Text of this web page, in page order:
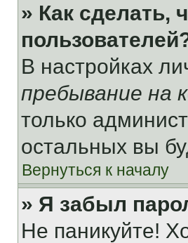
» Как сделать,
В настройках
пребывание на
только
остальных вы
Вернуться к началу
» Я забыл
Не паникуйте!